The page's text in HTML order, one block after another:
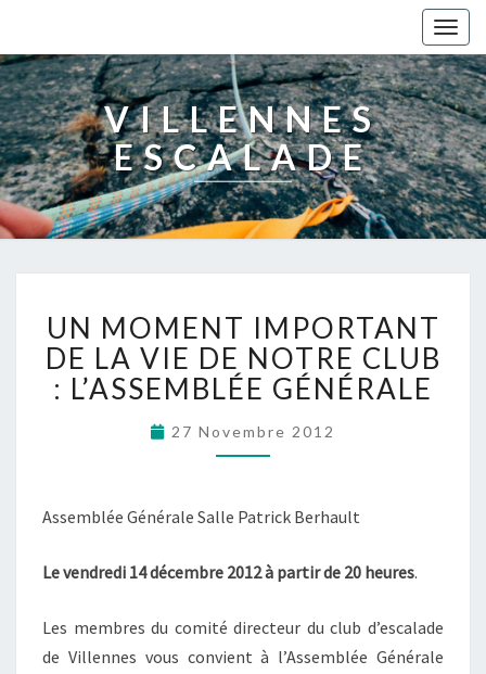
VILLENNES
ESCALADE
UN MOMENT IMPORTANT
DE LA VIE DE NOTRE CLUB
: L’ASSEMBLÉE GÉNÉRALE
27 Novembre 2012
Assemblée Générale Salle Patrick Berhault
Le vendredi 14 décembre 2012 à partir de 20 heures.
Les membres du comité directeur du club d’escalade
de Villennes vous convient à l’Assemblée Générale